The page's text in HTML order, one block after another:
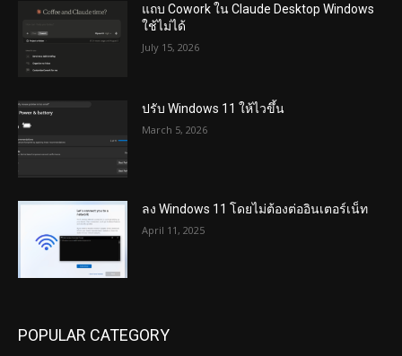
แถบ Cowork ใน Claude Desktop Windows
ใช้ไม่ได้
July 15, 2026
ปรับ Windows 11 ให้ไวขึ้น
March 5, 2026
ลง Windows 11 โดยไม่ต้องต่ออินเตอร์เน็ท
April 11, 2025
POPULAR CATEGORY